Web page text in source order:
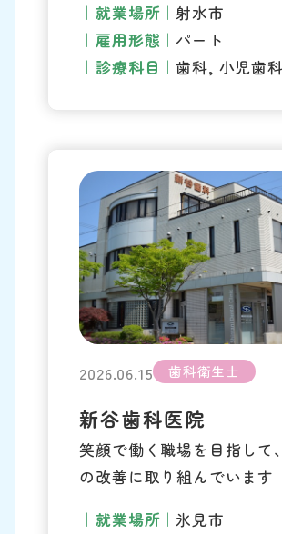
就業場所
射水市
雇用形態
パート
診療科目
歯科, 小児歯科
2026.06.15 歯科衛生士
新谷歯科医院
笑顔で働く職場を目指して
の改善に取り組んでいます
就業場所
氷見市